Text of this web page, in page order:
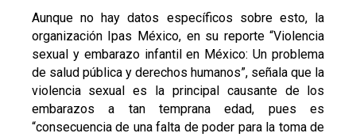
Aunque no hay datos específicos sobre esto, la
organización Ipas México, en su reporte “Violencia
sexual y embarazo infantil en México: Un problema
de salud pública y derechos humanos”, señala que la
violencia sexual es la principal causante de los
embarazos a tan temprana edad, pues es
“consecuencia de una falta de poder para la toma de